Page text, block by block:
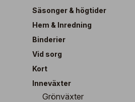
Säsonger & högtider
Hem & Inredning
Binderier
Vid sorg
Kort
Inneväxter
Grönväxter